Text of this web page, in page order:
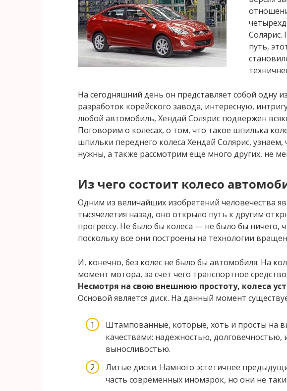
Солярис.
путь,
На сегодняшний день он представляет собой одну
разработок корейского завода, интересную,
любой автомобиль, Хендай Солярис подвержен
Поговорим о колесах, о том, что такое шпилька
шпильки переднего колеса Хендай Солярис,
нужны, а также рассмотрим еще много других, не
Из чего состоит колесо
Одним из величайших изобретений человечества
тысячелетия назад, оно открыло путь к другим
прогрессу. Не было бы колеса — не было бы
поскольку все они построены на технологии
И, конечно, без колес не было бы автомобиля. На
момент мотора, за счет чего транспортное
Несмотря на свою внешнюю простоту, колеса
Основой является диск. На данный момент
Штампованные, которые, хоть и просты на
качествами: надежностью, долговечностью,
выносливостью.
Литые диски. Намного эстетичнее
часть современных иномарок, но они не